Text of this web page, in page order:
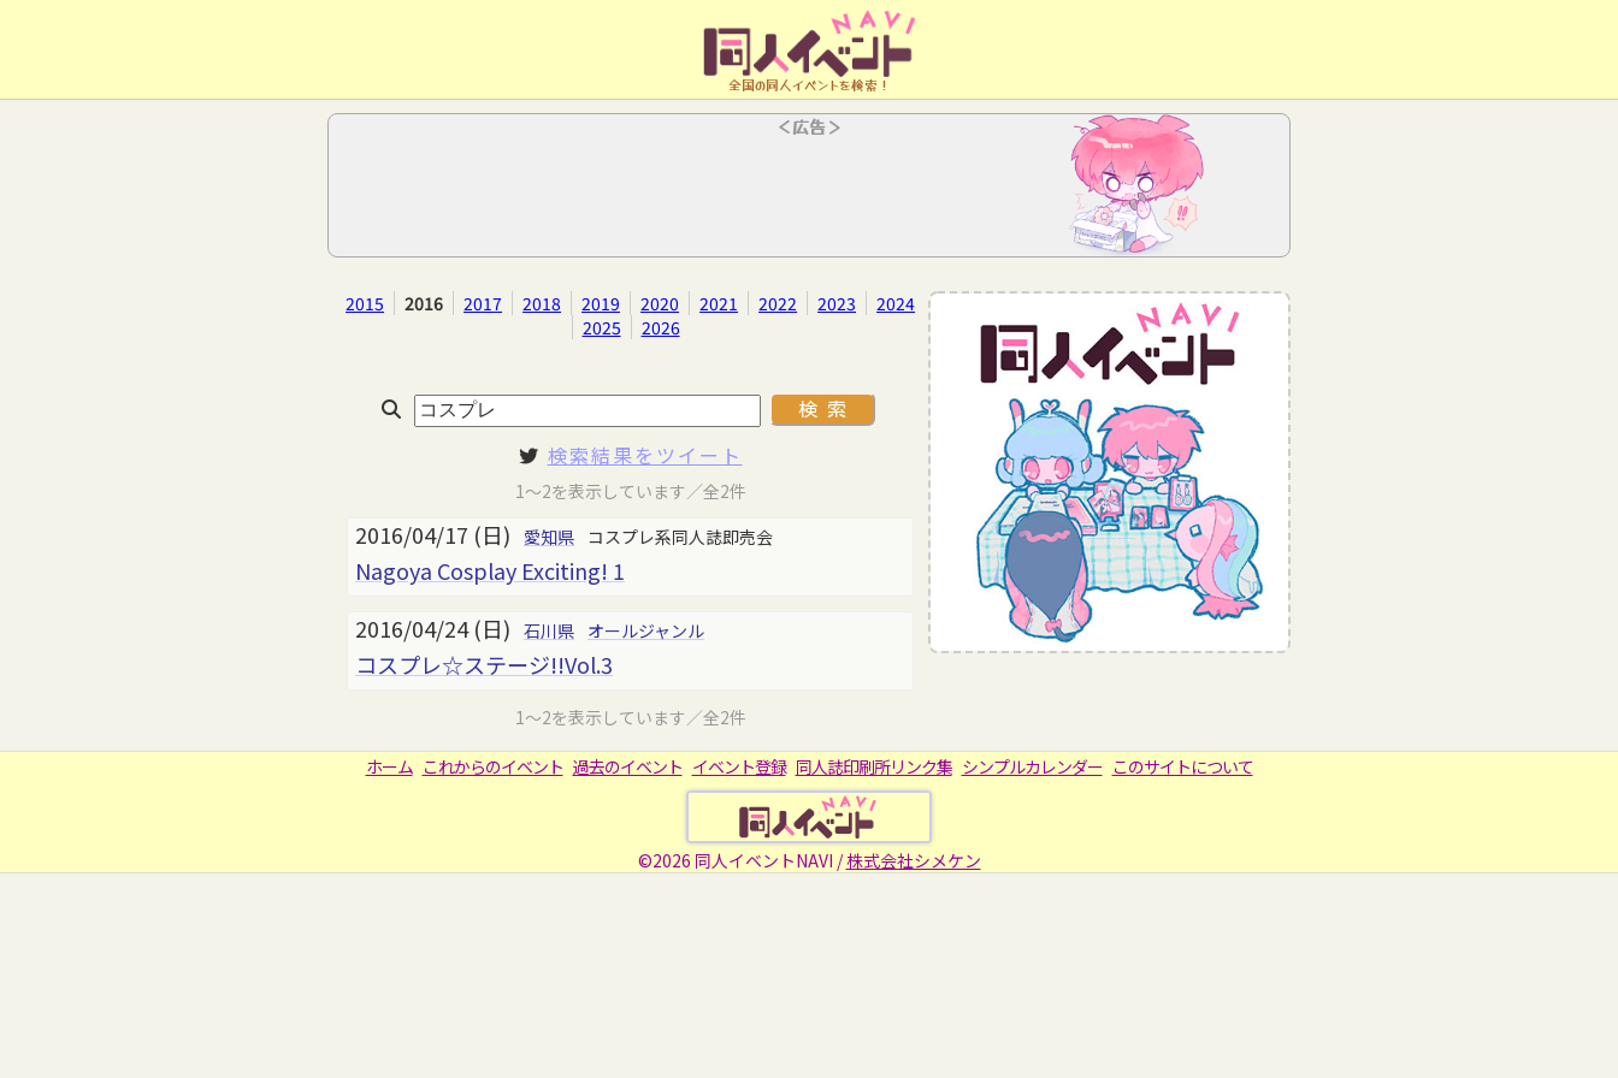
全国の同人イベントを検索！
＜広告＞
2015 2016 2017 2018 2019 2020 2021 2022 2023
2024
2025
2026
検索結果をツイート
1～2を表示しています／全2件
2016/04/17 (日) 愛知県 コスプレ系同人誌即売会
Nagoya Cosplay Exciting! 1
2016/04/24 (日) 石川県 オールジャンル
コスプレ☆ステージ!!Vol.3
1～2を表示しています／全2件
ホーム これからのイベント 過去のイベント イベント登録 同人誌印刷所リンク集 シンプルカレンダー このサイトについて
©2026 同人イベントNAVI /株式会社シメケン